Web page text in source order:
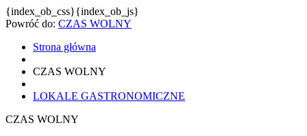
{index_ob_css}{index_ob_js}
Powróć do: CZAS WOLNY
Strona główna
CZAS WOLNY
LOKALE GASTRONOMICZNE
CZAS WOLNY